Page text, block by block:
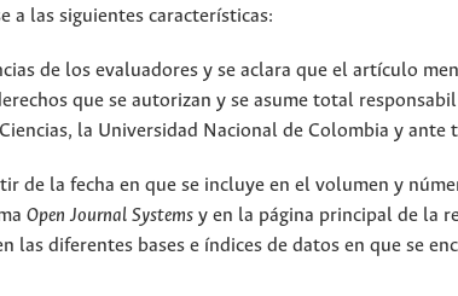
a las siguientes características:
de los evaluadores y se aclara que el artículo
que se autorizan y se asume total
la Universidad Nacional de Colombia y ante
de la fecha en que se incluye en el volumen y
Open Journal Systems y en la página principal de la
las diferentes bases e índices de datos en que se